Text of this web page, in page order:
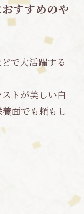
すすめのや
で大活躍する
トが美しい白
面でも頼もし